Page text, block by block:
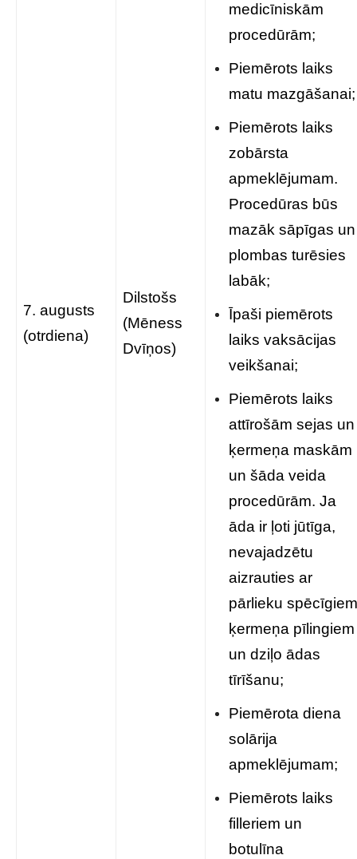
7. augusts
(otrdiena)
Dilstošs
(Mēness
Dvīņos)
medicīniskām
procedūrām;
Piemērots laiks
matu mazgāšanai;
Piemērots laiks
zobārsta
apmeklējumam.
Procedūras būs
mazāk sāpīgas un
plombas turēsies
labāk;
Īpaši piemērots
laiks vaksācijas
veikšanai;
Piemērots laiks
attīrošām sejas un
ķermeņa maskām
un šāda veida
procedūrām. Ja
āda ir ļoti jūtīga,
nevajadzētu
aizrauties ar
pārlieku spēcīgiem
ķermeņa pīlingiem
un dziļo ādas
tīrīšanu;
Piemērota diena
solārija
apmeklējumam;
Piemērots laiks
filleriem un
botulīna